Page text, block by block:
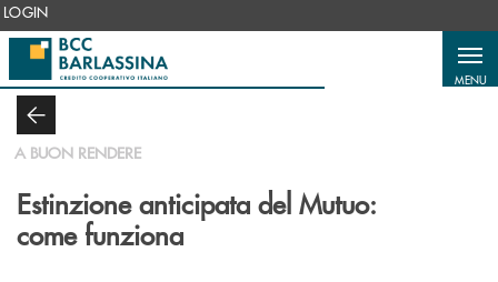
Salta al contenuto principale
LOGIN
MENU
A BUON RENDERE
Estinzione anticipata del Mutuo:
come funziona